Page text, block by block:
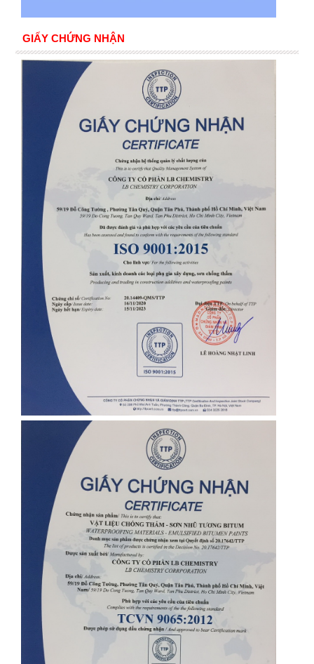
GIẤY CHỨNG NHẬN